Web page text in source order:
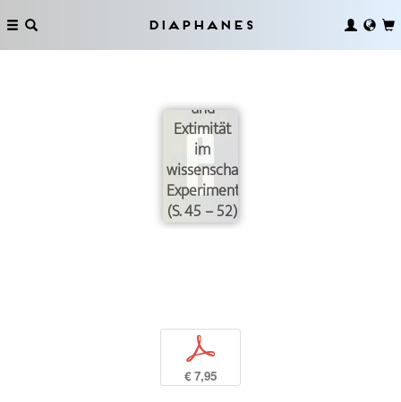
Diaphanes
»Denken
mit den
und
Extimität
im
wissenschaftlichen
Experiment
(S. 45 – 52)
p
€ 7,95